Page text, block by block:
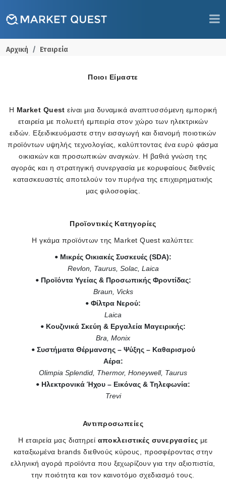
Αρχική Εταιρεία
Ποιοι Είμαστε
Η Market Quest είναι μια δυναμικά αναπτυσσόμενη εμπορική
εταιρεία με πολυετή εμπειρία στον χώρο των ηλεκτρικών
ειδών. Εξειδικευόμαστε στην εισαγωγή και διανομή ποιοτικών
προϊόντων υψηλής τεχνολογίας, καλύπτοντας ένα ευρύ φάσμα
οικιακών και προσωπικών αναγκών. Η βαθιά γνώση της
αγοράς και η στρατηγική συνεργασία με κορυφαίους διεθνείς
κατασκευαστές αποτελούν τον πυρήνα της επιχειρηματικής
μας φιλοσοφίας.
Προϊοντικές Κατηγορίες
Η γκάμα προϊόντων της Market Quest καλύπτει:
Μικρές Οικιακές Συσκευές (SDA):
Revlon, Taurus, Solac, Laica
Προϊόντα Υγείας & Προσωπικής Φροντίδας:
Braun, Vicks
Φίλτρα Νερού:
Laica
Κουζινικά Σκεύη & Εργαλεία Μαγειρικής:
Bra, Monix
Συστήματα Θέρμανσης – Ψύξης – Καθαρισμού
Αέρα:
Olimpia Splendid, Thermor, Honeywell, Taurus
Ηλεκτρονικά Ήχου – Εικόνας & Τηλεφωνία:
Trevi
Αντιπροσωπείες
Η εταιρεία μας διατηρεί αποκλειστικές συνεργασίες με
καταξιωμένα brands διεθνούς κύρους, προσφέροντας στην
ελληνική αγορά προϊόντα που ξεχωρίζουν για την αξιοπιστία,
την ποιότητα και τον καινοτόμο σχεδιασμό τους.